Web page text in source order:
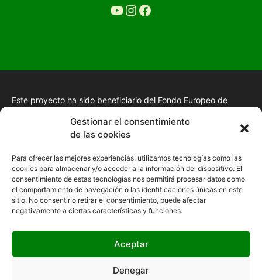
Gestionar el consentimiento
de las cookies
Para ofrecer las mejores experiencias, utilizamos tecnologías como las
cookies para almacenar y/o acceder a la información del dispositivo. El
consentimiento de estas tecnologías nos permitirá procesar datos como
el comportamiento de navegación o las identificaciones únicas en este
sitio. No consentir o retirar el consentimiento, puede afectar
negativamente a ciertas características y funciones.
Aceptar
Denegar
YouTube
Ir a la cuenta de Instagram de Restaurante Tuétano
Ir a la cuenta de facebook de Restaurante Tuétano
Este proyecto ha sido beneficiario del Fondo Europeo de
Proyecto de desarrollo web y tienda online, fomento de la
presencia “Online” mediante la implantación de una estrategia
mejora de imagen digital en las empresas de la Comunidad
Autónoma de Extremadura